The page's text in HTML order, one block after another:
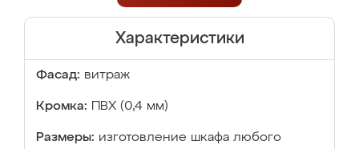
Характеристики
Фасад: витраж
Кромка: ПВХ (0,4 мм)
Размеры: изготовление шкафа любого